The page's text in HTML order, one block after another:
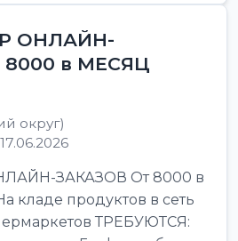
ОНЛАЙН-
в МЕСЯЦ
округ)
ЗАКАЗОВ От 8000 в
кладе продуктов в сеть
ТРЕБУЮТСЯ: